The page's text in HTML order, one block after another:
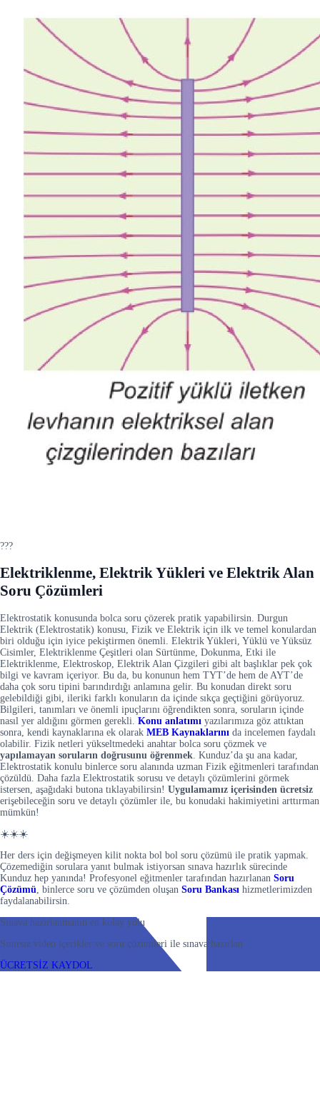
???
Elektriklenme, Elektrik Yükleri ve Elektrik Alan
Soru Çözümleri
Elektrostatik konusunda bolca soru çözerek pratik yapabilirsin. Durgun
Elektrik (Elektrostatik) konusu, Fizik ve Elektrik için ilk ve temel konulardan
biri olduğu için iyice pekiştirmen önemli. Elektrik Yükleri, Yüklü ve Yüksüz
Cisimler, Elektriklenme Çeşitleri olan Sürtünme, Dokunma, Etki ile
Elektriklenme, Elektroskop, Elektrik Alan Çizgileri gibi alt başlıklar pek çok
bilgi ve kavram içeriyor. Bu da, bu konunun hem TYT’de hem de AYT’de
daha çok soru tipini barındırdığı anlamına gelir. Bu konudan direkt soru
gelebildiği gibi, ileriki farklı konuların da içinde sıkça geçtiğini görüyoruz.
Bilgileri, tanımları ve önemli ipuçlarını öğrendikten sonra, soruların içinde
nasıl yer aldığını görmen gerekli. Konu anlatımı yazılarımıza göz attıktan
sonra, kendi kaynaklarına ek olarak MEB Kaynaklarını da incelemen faydalı
olabilir. Fizik netleri yükseltmedeki anahtar bolca soru çözmek ve
yapılamayan soruların doğrusunu öğrenmek . Kunduz’da şu ana kadar,
Elektrostatik konulu binlerce soru alanında uzman Fizik eğitmenleri tarafından
çözüldü. Daha fazla Elektrostatik sorusu ve detaylı çözümlerini görmek
istersen, aşağıdaki butona tıklayabilirsin! Uygulamamız içerisinden ücretsiz
erişebileceğin soru ve detaylı çözümler ile, bu konudaki hakimiyetini arttırman
mümkün!
☀️☀️☀️
Her ders için değişmeyen kilit nokta bol bol soru çözümü ile pratik yapmak.
Çözemediğin sorulara yanıt bulmak istiyorsan sınava hazırlık sürecinde
Kunduz hep yanında! Profesyonel eğitmenler tarafından hazırlanan Soru
Çözümü , binlerce soru ve çözümden oluşan Soru Bankası hizmetlerimizden
faydalanabilirsin.
Sınava hazırlanmanın en kolay yolu
Sınırsız video içerikler ve soru çözümleri ile sınava hazırlan
ÜCRETSİZ KAYDOL